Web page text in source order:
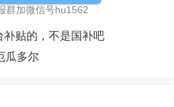
群加微信号hu1562
补贴的，不是国补吧
瓜多尔